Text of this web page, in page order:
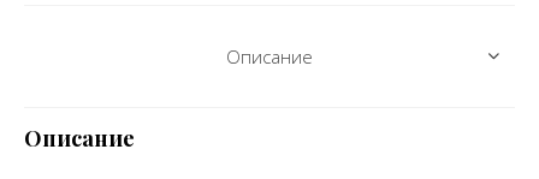
Описание
Описание